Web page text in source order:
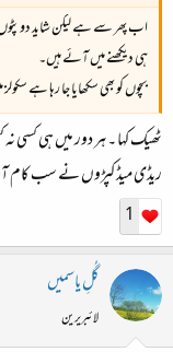
اب پھر سے ہے لیکن شاید
ہی دیکھنے میں آئے ہیں۔
بچوں کو بھی سکھایا جا رہا ہے
ٹھیک کہا ۔ ہر دور میں ہی کسی
ریڈی میڈ کپڑوں نے سب کام
1
گُلِ یاسمیں
لائبریرین